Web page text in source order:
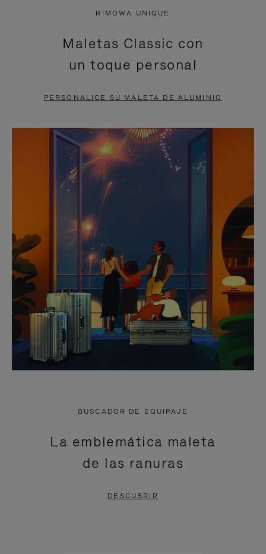
PAUSADO,
PULSE
PARA
ESTÁ
DESACTIVADO:
PULSE
ACTIVARLO.
RIMOWA UNIQUE
Maletas Classic con
un toque personal
PERSONALICE SU MALETA DE ALUMINIO
BUSCADOR DE EQUIPAJE
La emblemática maleta
de las ranuras
DESCUBRIR